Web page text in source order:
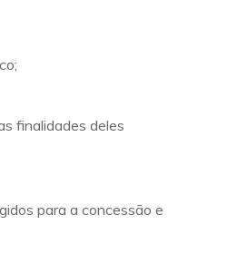
finalidades deles
para a concessão e